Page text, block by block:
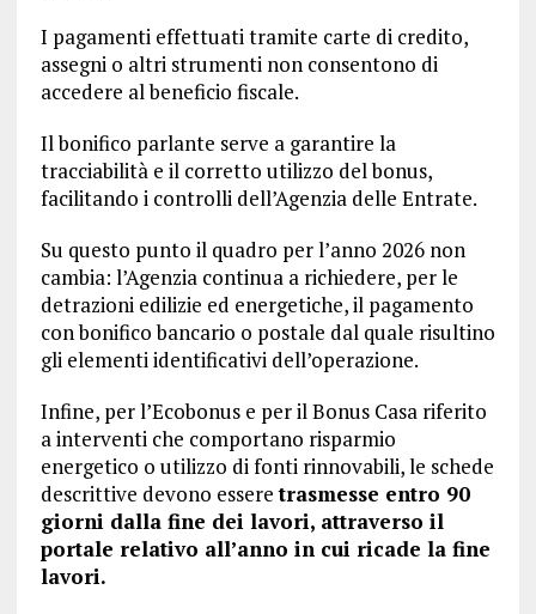
I pagamenti effettuati tramite carte di credito,
assegni o altri strumenti non consentono di
accedere al beneficio fiscale.
Il bonifico parlante serve a garantire la
tracciabilità e il corretto utilizzo del bonus,
facilitando i controlli dell’Agenzia delle Entrate.
Su questo punto il quadro per l’anno 2026 non
cambia: l’Agenzia continua a richiedere, per le
detrazioni edilizie ed energetiche, il pagamento
con bonifico bancario o postale dal quale risultino
gli elementi identificativi dell’operazione.
Infine, per l’Ecobonus e per il Bonus Casa riferito
a interventi che comportano risparmio
energetico o utilizzo di fonti rinnovabili, le schede
descrittive devono esseretrasmesse entro 90
giorni dalla fine dei lavori, attraverso il
portale relativo all’anno in cui ricade la fine
lavori.